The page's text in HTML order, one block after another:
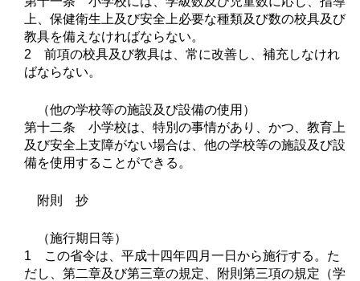
上、保健衛生上及び安全上必要な種類及び数の校具及び
教具を備えなければならない。
2 前項の校具及び教具は、常に改善し、補充しなけれ
ばならない。
（他の学校等の施設及び設備の使用）
第十二条 小学校は、特別の事情があり、かつ、教育上
及び安全上支障がない場合は、他の学校等の施設及び設
備を使用することができる。
附則 抄
（施行期日等）
1 この省令は、平成十四年四月一日から施行する。た
だし、第二章及び第三章の規定、附則第三項の規定（学